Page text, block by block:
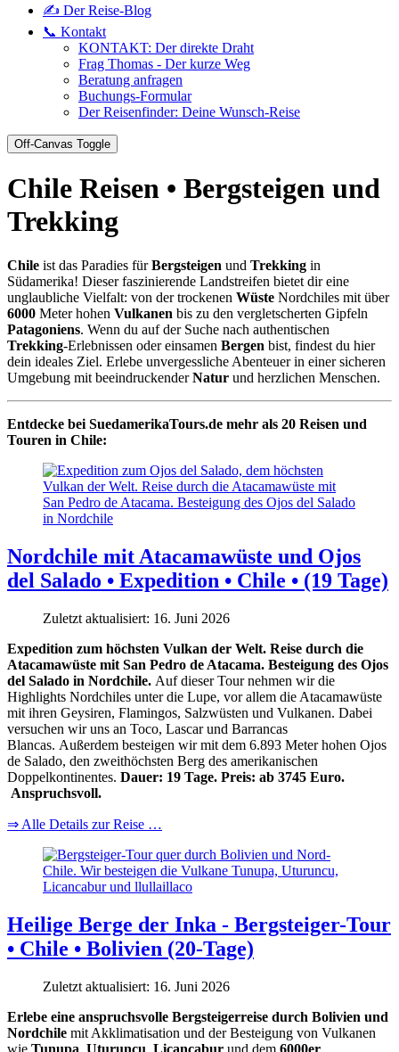
✍️ Der Reise-Blog
📞 Kontakt
KONTAKT: Der direkte Draht
Frag Thomas - Der kurze Weg
Beratung anfragen
Buchungs-Formular
Der Reisenfinder: Deine Wunsch-Reise
Off-Canvas Toggle
Chile Reisen • Bergsteigen und
Trekking
Chile ist das Paradies fürBergsteigen und Trekking in
Südamerika! Dieser faszinierende Landstreifen bietet dir eine
unglaubliche Vielfalt: von der trockenen Wüste Nordchiles mit über
6000 Meter hohen Vulkanen bis zu den vergletscherten Gipfeln
Patagoniens. Wenn du auf der Suche nach authentischen
Trekking-Erlebnissen oder einsamen Bergen bist, findest du hier
dein ideales Ziel. Erlebe unvergessliche Abenteuer in einer sicheren
Umgebung mit beeindruckenderNatur und herzlichen Menschen.
Entdecke bei SuedamerikaTours.de mehr als 20 Reisen und
Touren in Chile:
Nordchile mit Atacamawüste und Ojos
del Salado • Expedition • Chile • (19 Tage)
Zuletzt aktualisiert: 16. Juni 2026
Expedition zum höchsten Vulkan der Welt. Reise durch die
Atacamawüste mit San Pedro de Atacama. Besteigung des Ojos
del Salado in Nordchile. Auf dieser Tour nehmen wir die
Highlights Nordchiles unter die Lupe, vor allem die Atacamawüste
mit ihren Geysiren, Flamingos, Salzwüsten und Vulkanen. Dabei
versuchen wir uns an Toco, Lascar und Barrancas
Blancas. Außerdem besteigen wir mit dem 6.893 Meter hohen Ojos
de Salado, den zweithöchsten Berg des amerikanischen
Doppelkontinentes. Dauer: 19 Tage. Preis: ab 3745 Euro.
Anspruchsvoll.
⇒ Alle Details zur Reise …
Heilige Berge der Inka - Bergsteiger-Tour
• Chile • Bolivien (20-Tage)
Zuletzt aktualisiert: 16. Juni 2026
Erlebe eine anspruchsvolle Bergsteigerreise durch Bolivien und
Nordchile mit Akklimatisation und der Besteigung von Vulkanen
wie Tunupa Uturuncu Licancabur und dem 6000er